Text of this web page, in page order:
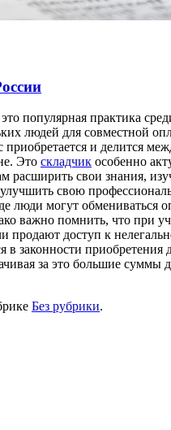
популярная практика
людей для
и делится
Это складчик особенно
расширить свои знания,
свою
люди могут обмениваться
важно помнить, что при
доступ к
в законности
за это большие
Без рубрики.